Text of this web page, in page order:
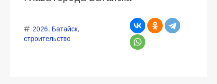
2026, Батайск,
строительство